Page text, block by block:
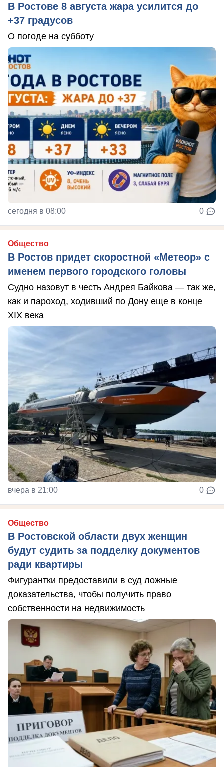
В Ростове 8 августа жара усилится до
+37 градусов
О погоде на субботу
сегодня в 08:00 0
Общество
В Ростов придет скоростной «Метеор» с
именем первого городского головы
Судно назовут в честь Андрея Байкова — так же,
как и пароход, ходивший по Дону еще в конце
XIX века
вчера в 21:00 0
Общество
В Ростовской области двух женщин
будут судить за подделку документов
ради квартиры
Фигурантки предоставили в суд ложные
доказательства, чтобы получить право
собственности на недвижимость